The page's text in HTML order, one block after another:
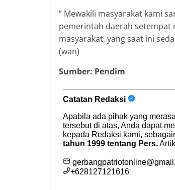
” Mewakili masyarakat kami
pemerintah daerah setempat
masyarakat, yang saat ini
(wan)
Sumber: Pendim